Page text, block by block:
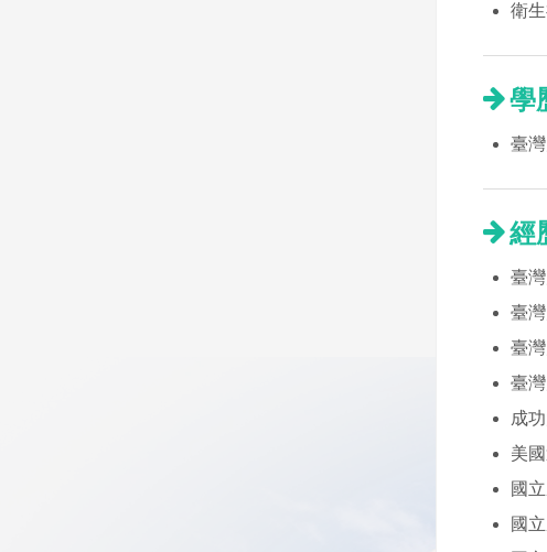
衛
學
臺
經
臺
臺
臺
臺
成
美
國
國